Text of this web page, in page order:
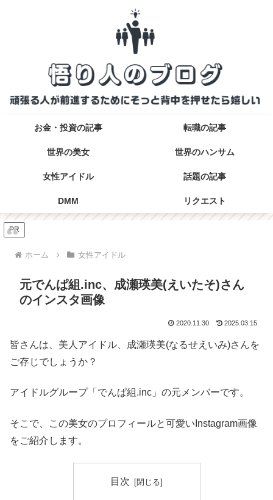
お金・投資の記事 転職の記事
世界の美女 世界のハンサム
女性アイドル 話題の記事
DMM リクエスト
PR
ホーム 女性アイドル
元でんぱ組.inc、成瀬瑛美(えいたそ)さん
のインスタ画像
2020.11.30 2025.03.15
皆さんは、美人アイドル、成瀬瑛美(なるせえいみ)さんを
ご存じでしょうか？
アイドルグループ「でんぱ組.inc」の元メンバーです。
そこで、この美女のプロフィールと可愛いInstagram画像
をご紹介します。
目次